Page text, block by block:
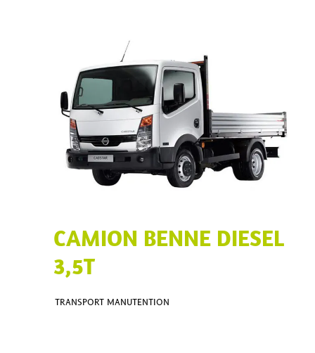
CAMION BENNE DIESEL
3,5T
TRANSPORT MANUTENTION